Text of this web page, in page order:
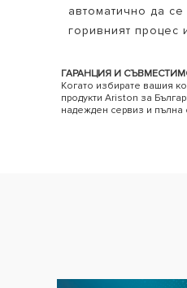
автоматично да
горивният процес
ГАРАНЦИЯ И
Когато избирате вашия
продукти Ariston за
надежден сервиз и пълна